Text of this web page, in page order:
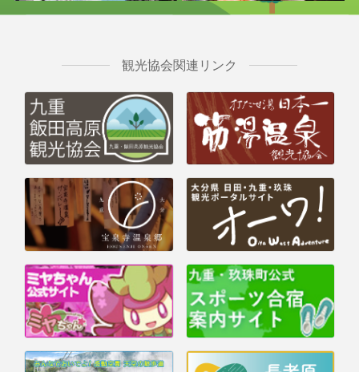
観光協会関連リンク